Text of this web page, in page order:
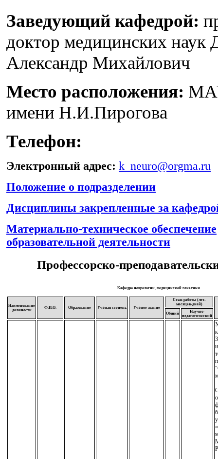
Заведующий кафедрой:
доктор медицинских
Александр Михайлович
Место расположения:
имени Н.И.Пирогова
Телефон:
Электронный адрес: k_neuro@orgma.ru
Положение о подразделении
Дисциплины закрепленные за
Материально-техническое обеспечение
образовательной деятельности
Профессорско-
Кафедра неврологии, медицинской генетики
Наименование
должности
Ф.И.О. Образование Учёная степень Учёное звание
Стаж работы (лет-
месяцев-дней)
Общий
Научно-
педагогический